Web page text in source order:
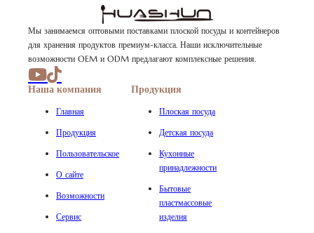
Мы занимаемся оптовыми поставками плоской посуды и контейнеров
для хранения продуктов премиум-класса. Наши исключительные
возможности OEM и ODM предлагают комплексные решения.
Наша компания
Главная
Продукция
Пользовательское
О сайте
Возможности
Сервис
Продукция
Плоская посуда
Детская посуда
Кухонные
принадлежности
Бытовые
пластмассовые
изделия